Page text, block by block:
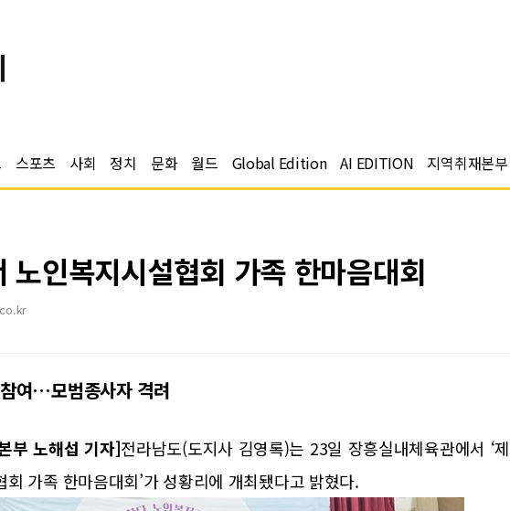
스포츠 사회 정치 문화 월드 Global Edition AI EDITION 지역취재본부
노인복지시설협회 가족 한마음대회
여…모범종사자 격려
부 노해섭 기자]전라남도(도지사 김영록)는 23일 장흥실내체육관에서 ‘제
가족 한마음대회’가 성황리에 개최됐다고 밝혔다.